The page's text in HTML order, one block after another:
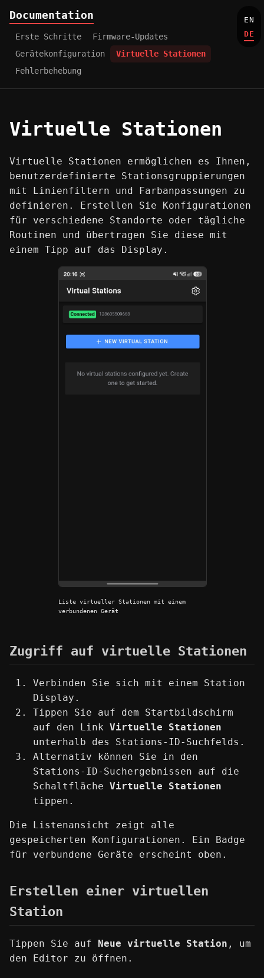
EN
DE
Documentation
Erste Schritte
Firmware-Updates
Gerätekonfiguration
Virtuelle Stationen
Fehlerbehebung
Virtuelle Stationen
Virtuelle Stationen ermöglichen es Ihnen,
benutzerdefinierte Stationsgruppierungen
mit Linienfiltern und Farbanpassungen zu
definieren. Erstellen Sie Konfigurationen
für verschiedene Standorte oder tägliche
Routinen und übertragen Sie diese mit
einem Tipp auf das Display.
Liste virtueller Stationen mit einem
verbundenen Gerät
Zugriff auf virtuelle Stationen
Verbinden Sie sich mit einem Station
Display.
Tippen Sie auf dem Startbildschirm
auf den Link Virtuelle Stationen
unterhalb des Stations-ID-Suchfelds.
Alternativ können Sie in den
Stations-ID-Suchergebnissen auf die
Schaltfläche Virtuelle Stationen
tippen.
Die Listenansicht zeigt alle
gespeicherten Konfigurationen. Ein Badge
für verbundene Geräte erscheint oben.
Erstellen einer virtuellen
Station
Tippen Sie auf Neue virtuelle Station , um
den Editor zu öffnen.